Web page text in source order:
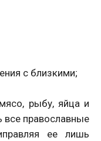
с близкими;
рыбу, яйца и
все православные
ее лишь